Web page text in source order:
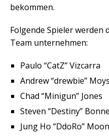
bekommen.
Folgende Spieler werden
Team unternehmen:
Paulo “CatZ” Vizcarra
Andrew “drewbie”
Chad “Minigun” Jones
Steven “Destiny”
Jung Ho “DdoRo” Moon